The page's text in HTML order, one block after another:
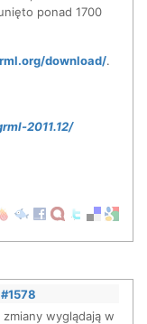
ponad 1700
download/.
2011.12/
#1578
wyglądają w